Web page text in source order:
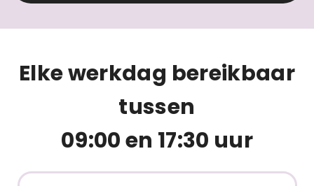
Elke werkdag bereikbaar
tussen
09:00 en 17:30 uur